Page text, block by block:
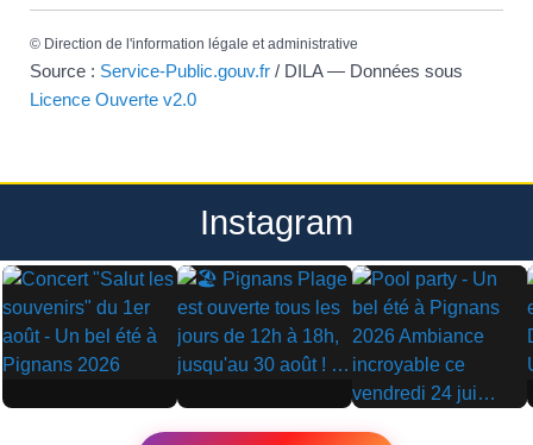
© Direction de l'information légale et administrative
Source : Service-Public.gouv.fr / DILA — Données sous
Licence Ouverte v2.0
Instagram
▶ ▶
▶